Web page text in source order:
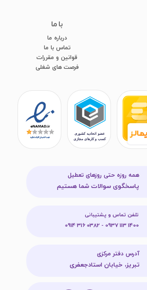
با ما
درباره ما
تماس با ما
قوانین و مقررات
فرصت های شغلی
همه روزه حتی روزهای تعطیل
پاسخگوی سوالات شما هستیم
آدرس دفتر مرکزی
تبریز، خیابان استادجعفری
تلفن تماس و پشتیبانی
1400 113 0937 - 0382 316 0914